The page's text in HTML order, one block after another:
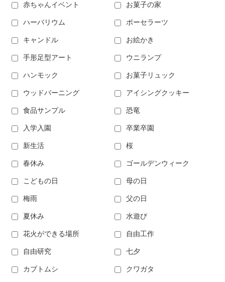
赤ちゃんイベント お菓子の家
ハーバリウム ポーセラーツ
キャンドル お絵かき
手形足型アート ウニランプ
ハンモック お菓子リュック
ウッドバーニング アイシングクッキー
食品サンプル 恐竜
入学入園 卒業卒園
新生活 桜
春休み ゴールデンウィーク
こどもの日 母の日
梅雨 父の日
夏休み 水遊び
花火ができる場所 自由工作
自由研究 七夕
カブトムシ クワガタ